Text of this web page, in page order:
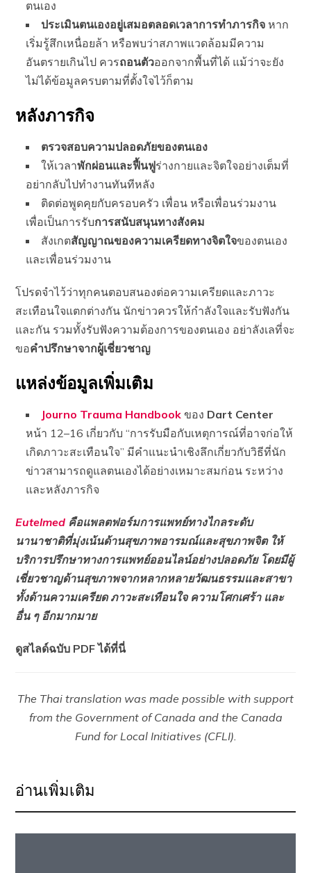
ตนเอง
ประเมินตนเองอยู่เสมอตลอดเวลาการทำภารกิจหาก
เริ่มรู้สึกเหนื่อยล้า หรือพบว่าสภาพแวดล้อมมีความ
อันตรายเกินไป ควรถอนตัวออกจากพื้นที่ได้ แม้ว่าจะยัง
ไม่ได้ข้อมูลครบตามที่ตั้งใจไว้ก็ตาม
หลังภารกิจ
ตรวจสอบความปลอดภัยของตนเอง
ให้เวลาพักผ่อนและฟื้นฟูร่างกายและจิตใจอย่างเต็มที่
อย่ากลับไปทำงานทันทีหลัง
ติดต่อพูดคุยกับครอบครัว เพื่อน หรือเพื่อนร่วมงาน
เพื่อเป็นการรับการสนับสนุนทางสังคม
สังเกตสัญญาณของความเครียดทางจิตใจของตนเอง
และเพื่อนร่วมงาน
โปรดจำไว้ว่าทุกคนตอบสนองต่อความเครียดและภาวะ
สะเทือนใจแตกต่างกัน นักข่าวควรให้กำลังใจและรับฟังกัน
และกัน รวมทั้งรับฟังความต้องการของตนเอง อย่าลังเลที่จะ
ขอคำปรึกษาจากผู้เชี่ยวชาญ
แหล่งข้อมูลเพิ่มเติม
Journo Trauma Handbook ของ Dart Center
หน้า 12–16 เกี่ยวกับ “การรับมือกับเหตุการณ์ที่อาจก่อให้
เกิดภาวะสะเทือนใจ” มีคำแนะนำเชิงลึกเกี่ยวกับวิธีที่นัก
ข่าวสามารถดูแลตนเองได้อย่างเหมาะสมก่อน ระหว่าง
และหลังภารกิจ
Eutelmed คือแพลตฟอร์มการแพทย์ทางไกลระดับ
นานาชาติที่มุ่งเน้นด้านสุขภาพอารมณ์และสุขภาพจิต ให้
บริการปรึกษาทางการแพทย์ออนไลน์อย่างปลอดภัย โดยมีผู้
เชี่ยวชาญด้านสุขภาพจากหลากหลายวัฒนธรรมและสาขา
ทั้งด้านความเครียด ภาวะสะเทือนใจ ความโศกเศร้า และ
อื่น ๆ อีกมากมาย
ดูสไลด์ฉบับ PDF ได้ที่นี่
The Thai translation was made possible with support
from the Government of Canada and the Canada
Fund for Local Initiatives (CFLI).
อ่านเพิ่มเติม